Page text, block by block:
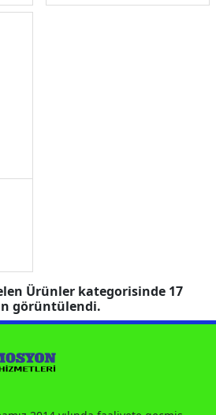
Ürünler kategorisinde 17
görüntülendi.